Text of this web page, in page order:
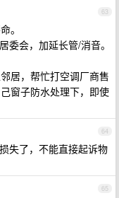
63
。
委会，加延长管/消音。
居，帮忙打空调厂商售
窗子防水处理下，即使
64
失了，不能直接起诉物
65